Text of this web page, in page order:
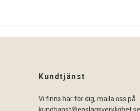
Kundtjänst
Vi finns här för dig, maila oss på
kundtjanst@enslagsverklighet.se